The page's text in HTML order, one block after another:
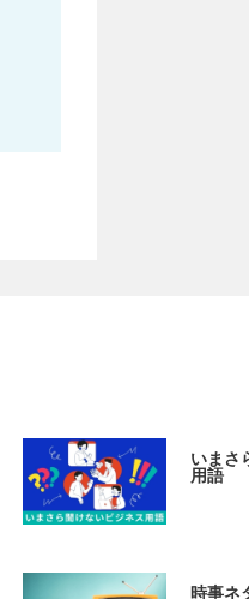
いまさ
用語
時事ネ